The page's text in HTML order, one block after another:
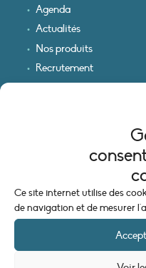
Ce site internet utilise des
de navigation et de mesurer
Agenda
Actualités
Nos produits
Recrutement
INFORMATIONS
Mentions légales
Politique de cookies (UE)